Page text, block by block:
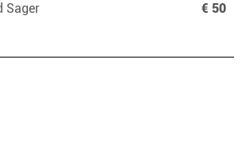
Sager
€ 50